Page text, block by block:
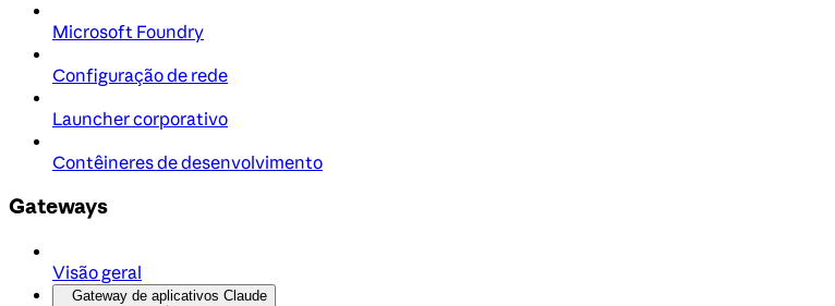
Microsoft Foundry
Configuração de rede
Launcher corporativo
Contêineres de desenvolvimento
Gateways
Visão geral
Gateway de aplicativos Claude